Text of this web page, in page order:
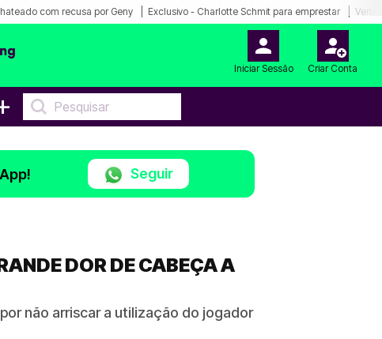
com recusa por Geny Exclusivo - Charlotte Schmit para emprestar
Iniciar Sessão Criar Conta
Seguir
DOR DE CABEÇA A
não arriscar a utilização do jogador